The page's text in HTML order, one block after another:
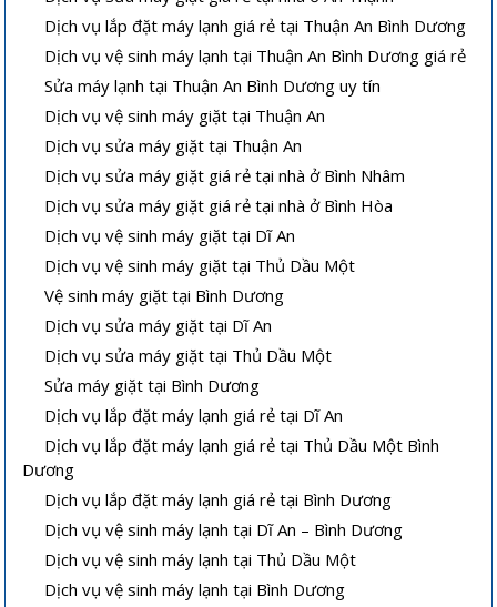
Dịch vụ lắp đặt máy lạnh giá rẻ tại Thuận An Bình Dương
Dịch vụ vệ sinh máy lạnh tại Thuận An Bình Dương giá rẻ
Sửa máy lạnh tại Thuận An Bình Dương uy tín
Dịch vụ vệ sinh máy giặt tại Thuận An
Dịch vụ sửa máy giặt tại Thuận An
Dịch vụ sửa máy giặt giá rẻ tại nhà ở Bình Nhâm
Dịch vụ sửa máy giặt giá rẻ tại nhà ở Bình Hòa
Dịch vụ vệ sinh máy giặt tại Dĩ An
Dịch vụ vệ sinh máy giặt tại Thủ Dầu Một
Vệ sinh máy giặt tại Bình Dương
Dịch vụ sửa máy giặt tại Dĩ An
Dịch vụ sửa máy giặt tại Thủ Dầu Một
Sửa máy giặt tại Bình Dương
Dịch vụ lắp đặt máy lạnh giá rẻ tại Dĩ An
Dịch vụ lắp đặt máy lạnh giá rẻ tại Thủ Dầu Một Bình
Dương
Dịch vụ lắp đặt máy lạnh giá rẻ tại Bình Dương
Dịch vụ vệ sinh máy lạnh tại Dĩ An – Bình Dương
Dịch vụ vệ sinh máy lạnh tại Thủ Dầu Một
Dịch vụ vệ sinh máy lạnh tại Bình Dương